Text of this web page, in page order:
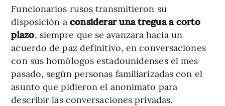
Funcionarios rusos transmitieron su
disposición a considerar una tregua a corto
plazo, siempre que se avanzara hacia un
acuerdo de paz definitivo, en conversaciones
con sus homólogos estadounidenses el mes
pasado, según personas familiarizadas con el
asunto que pidieron el anonimato para
describir las conversaciones privadas.